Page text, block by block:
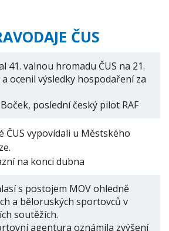
ČUS
41. valnou hromadu ČUS na 21.
ocenil výsledky hospodaření za
poslední český pilot RAF
ČUS vypovídali u Městského
na konci dubna
s postojem MOV ohledně
a běloruských sportovců v
soutěžích.
agentura oznámila zvýšení